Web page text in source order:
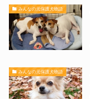
みんなの元保護犬物語
みんなの元保護犬物語